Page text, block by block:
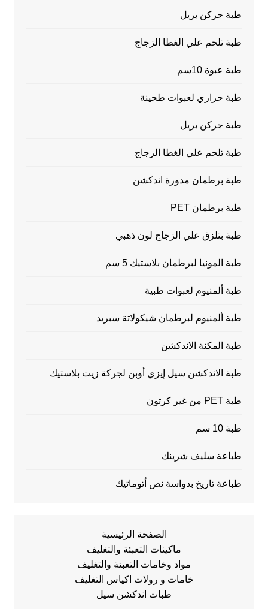
طبة جركن بريل
طبة تلحم علي الغطا الزجاج
طبة عبوة 10سم
طبة حراري لعبوات طحينة
طبة جركن بريل
طبة تلحم علي الغطا الزجاج
طبة برطمان مدورة اندكشن
طبة برطمان PET
طبة بتلزق علي الزجاج لون ذهبي
طبة المونيا لبرطمان بلاستيك 5 سم
طبة ألمنيوم لعبوات طبية
طبة ألمنيوم لبرطمان شيكولاتة سبريد
طبة المكنة الاندكشن
طبة الاندكشن سيل إيزي أوبن لجركة زيت بلاستيك
طبة PET من غير كرتون
طبة 10 سم
طباعة سليف شرينك
طباعة تاريخ بدواسة نص أتوماتيك
الصفحة الرئيسية
ماكينات التعبئة والتغليف
مواد وخامات التعبئة والتغليف
خامات و رولات اكياس التغليف
طبات اندكشن سيل